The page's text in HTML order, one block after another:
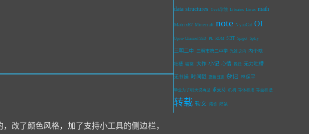
改了颜色风格，加了支持小工具的侧边栏，
data structures Geek学院 Librains Linux math
Matrix67 Minecraft note NyaaCat OI
Open-Channel SSD PL ROM SBT Spigot Splay
三明二中 三明市第二中学 光锥之内 内个啥
吐槽 喵窝 大作 小记 心情 搬迁 无力吐槽
无节操 时间戳 更新日志 杂记 林保平
毕业为了明天说再见 求支持 爪机 等体积法 等面积法
转载 软文 降维 随笔